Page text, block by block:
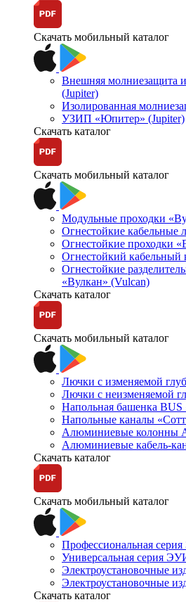
Скачать мобильный каталог
Внешняя молниезащита
(Jupiter)
Изолированная
УЗИП «Юпитер» (Jupiter)
Скачать каталог
Скачать мобильный каталог
Модульные проходки
Огнестойкие кабельные
Огнестойкие проходки
Огнестойкий кабельный
Огнестойкие
«Вулкан» (Vulcan)
Скачать каталог
Скачать мобильный каталог
Лючки с изменяемой
Лючки с неизменяемой
Напольная башенка BUS
Напольные каналы
Алюминиевые колонны
Алюминиевые кабель-
Скачать каталог
Скачать мобильный каталог
Профессиональная
Универсальная серия
Электроустановочные
Электроустановочные
Скачать каталог